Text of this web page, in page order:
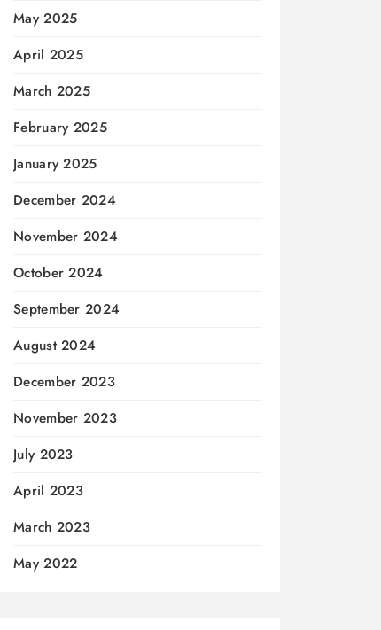
May 2025
April 2025
March 2025
February 2025
January 2025
December 2024
November 2024
October 2024
September 2024
August 2024
December 2023
November 2023
July 2023
April 2023
March 2023
May 2022